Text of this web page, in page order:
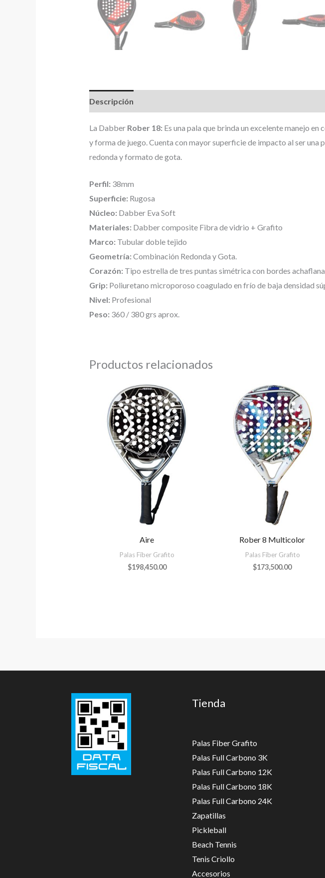
Descripción
La DabberRober 18: Es una pala que brinda un excelente manejo
y forma de juego. Cuenta con mayor superficie de impacto al ser una
redonda y formato de gota.
Perfil: 38mm
Superficie: Rugosa
Núcleo: Dabber Eva Soft
Materiales: Dabber composite Fibra de vidrio + Grafito
Marco: Tubular doble tejido
Geometría: Combinación Redonda y Gota.
Corazón: Tipo estrella de tres puntas simétrica con bordes
Grip: Poliuretano microporoso coagulado en frío de baja densidad
Nivel: Profesional
Peso: 360 / 380 grs aprox.
Productos relacionados
Aire
Palas Fiber Grafito
$198,450.00
Rober 8 Multicolor
Palas Fiber Grafito
$173,500.00
Tienda
Palas Fiber Grafito
Palas Full Carbono 3K
Palas Full Carbono 12K
Palas Full Carbono 18K
Palas Full Carbono 24K
Zapatillas
Pickleball
Beach Tennis
Tenis Criollo
Accesorios